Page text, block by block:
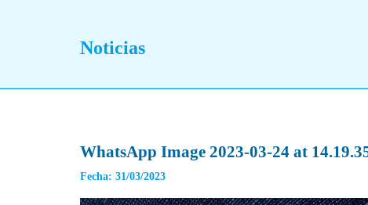
Noticias
WhatsApp Image 2023-03-24 at
Fecha: 31/03/2023